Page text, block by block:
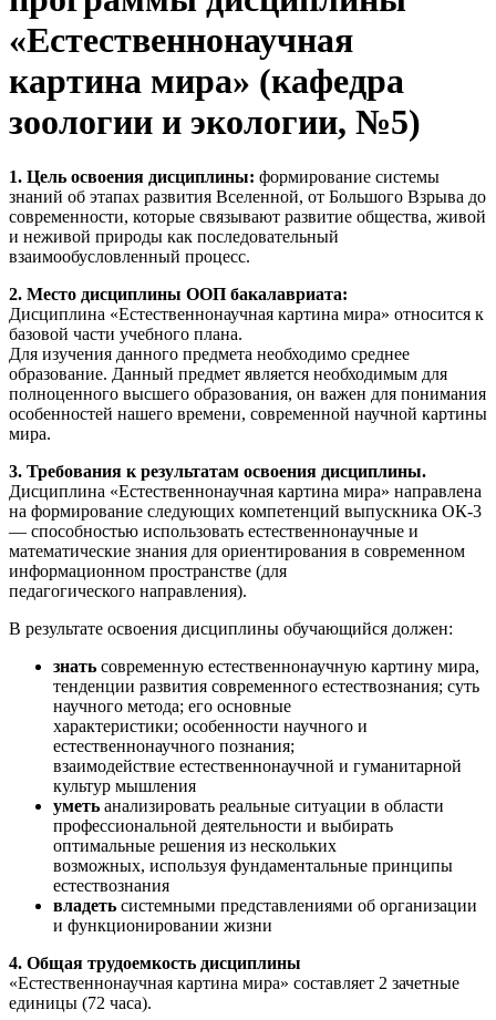
«Естественнонаучная
картина мира» (кафедра
зоологии и экологии, №5)
1. Цель освоения дисциплины: формирование системы
знаний об этапах развития Вселенной, от Большого Взрыва до
современности, которые связывают развитие общества, живой
и неживой природы как последовательный
взаимообусловленный процесс.
2. Место дисциплины ООП бакалавриата:
Дисциплина «Естественнонаучная картина мира» относится к
базовой части учебного плана.
Для изучения данного предмета необходимо среднее
образование. Данный предмет является необходимым для
полноценного высшего образования, он важен для понимания
особенностей нашего времени, современной научной картины
мира.
3. Требования к результатам освоения дисциплины.
Дисциплина «Естественнонаучная картина мира» направлена
на формирование следующих компетенций выпускника ОК-3
— способностью использовать естественнонаучные и
математические знания для ориентирования в современном
информационном пространстве (для
педагогического направления).
В результате освоения дисциплины обучающийся должен:
знать современную естественнонаучную картину мира,
тенденции развития современного естествознания; суть
научного метода; его основные
характеристики; особенности научного и
естественнонаучного познания;
взаимодействие естественнонаучной и гуманитарной
культур мышления
уметь анализировать реальные ситуации в области
профессиональной деятельности и выбирать
оптимальные решения из нескольких
возможных, используя фундаментальные принципы
естествознания
владеть системными представлениями об организации
и функционировании жизни
4. Общая трудоемкость дисциплины
«Естественнонаучная картина мира» составляет 2 зачетные
единицы (72 часа).